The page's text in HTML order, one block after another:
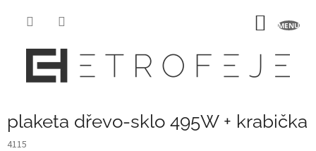
plaketa dřevo-sklo 495W + krabička
4115